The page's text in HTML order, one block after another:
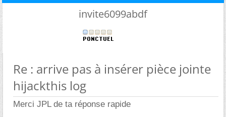
invite6099abdf
Re : arrive pas à insérer pièce jointe
hijackthis log
Merci JPL de ta réponse rapide